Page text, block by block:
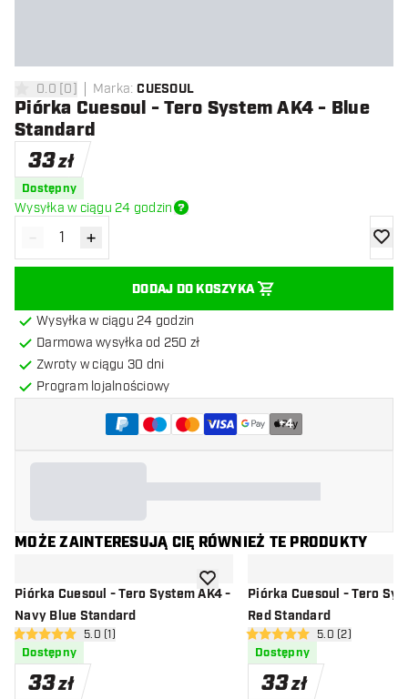
0 gwiazdki oceny
0.0 [0] Marka: CUESOUL
Piórka Cuesoul - Tero System AK4 - Blue
Standard
33zł
Dostępny
Wysyłka w ciągu 24 godzin
Zmniejsz ilość
- Zwiększ ilość
+
DODAJ DO KOSZYKA
Wysyłka w ciągu 24 godzin
Darmowa wysyłka od 250 zł
Zwroty w ciągu 30 dni
Program lojalnościowy
+4
MOŻE ZAINTERESUJĄ CIĘ RÓWNIEŻ TE PRODUKTY
Piórka Cuesoul - Tero System AK4 -
Navy Blue Standard
otwórz panel recenzji
5 gwiazdki oceny
5.0 (1)
Dostępny
33zł
dodaj do listy życzeń
Piórka Cuesoul - Tero
Red Standard
otwórz panel
5 gwiazdki oceny5.0 (2)
Dostępny
33zł